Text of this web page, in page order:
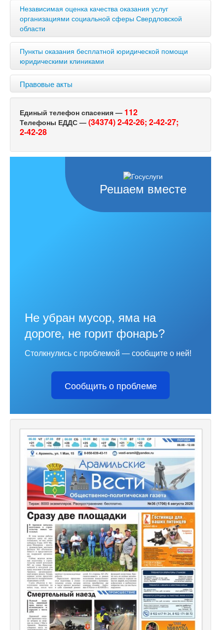
Независимая оценка качества оказания услуг
организациями социальной сферы Свердловской
области
Пункты оказания бесплатной юридической помощи
юридическими клиниками
Правовые акты
Единый телефон спасения — 112
Телефоны ЕДДС — (34374) 2-42-26; 2-42-27;
2-42-28
Решаем вместе
Не убран мусор, яма на
дороге, не горит фонарь?
Столкнулись с проблемой — сообщите о ней!
Сообщить о проблеме